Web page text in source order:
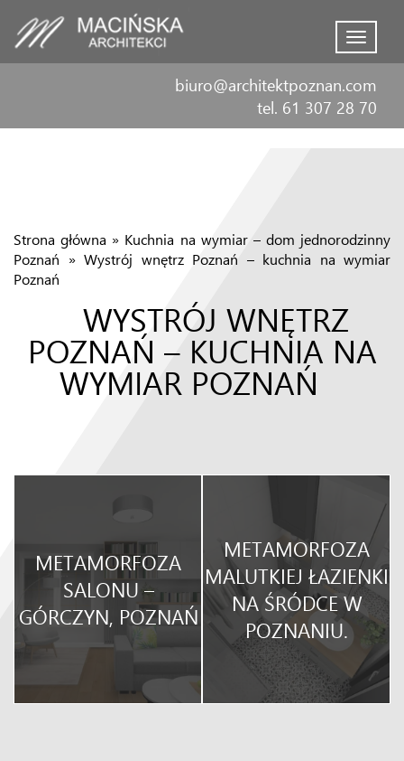
Menu
biuro@architektpoznan.com
tel. 61 307 28 70
Strona główna » Kuchnia na wymiar – dom jednorodzinny
Poznań » Wystrój wnętrz Poznań – kuchnia na wymiar
Poznań
WYSTRÓJ WNĘTRZ
POZNAŃ – KUCHNIA NA
WYMIAR POZNAŃ
METAMORFOZA
SALONU –
GÓRCZYN, POZNAŃ
METAMORFOZA
MALUTKIEJ ŁAZIENKI
NA ŚRÓDCE W
POZNANIU.